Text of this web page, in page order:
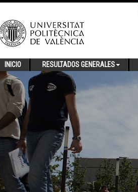
INICIO RESULTADOS GENERALES